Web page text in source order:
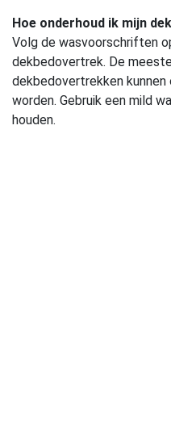
Hoe onderhoud ik mijn
Volg de wasvoorschriften
dekbedovertrek. De
dekbedovertrekken kunnen
worden. Gebruik een mild
houden.